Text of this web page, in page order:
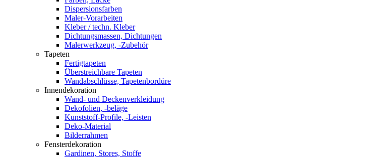
Dispersionsfarben
Maler-Vorarbeiten
Kleber / techn. Kleber
Dichtungsmassen, Dichtungen
Malerwerkzeug, -Zubehör
Tapeten
Fertigtapeten
Überstreichbare Tapeten
Wandabschlüsse, Tapetenbordüre
Innendekoration
Wand- und Deckenverkleidung
Dekofolien, -beläge
Kunststoff-Profile, -Leisten
Deko-Material
Bilderrahmen
Fensterdekoration
Gardinen, Stores, Stoffe